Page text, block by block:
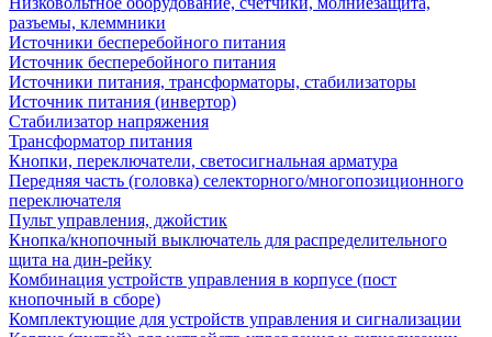
разъемы, клеммники
Источники бесперебойного питания
Источник бесперебойного питания
Источники питания, трансформаторы, стабилизаторы
Источник питания (инвертор)
Стабилизатор напряжения
Трансформатор питания
Кнопки, переключатели, светосигнальная арматура
Передняя часть (головка) селекторного/многопозиционного
переключателя
Пульт управления, джойстик
Кнопка/кнопочный выключатель для распределительного
щита на дин-рейку
Комбинация устройств управления в корпусе (пост
кнопочный в сборе)
Комплектующие для устройств управления и сигнализации